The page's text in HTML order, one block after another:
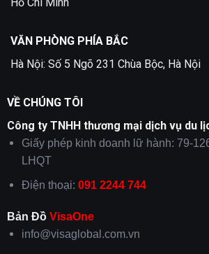
VĂN PHÒNG PHÍA BẮC
Hà Nội: Số 5 Ngõ 231 Chùa Bộc, Hà Nội
VỀ CHÚNG TÔI
Công ty TNHH thương mại dịch vụ du
Giấy phép kinh doanh lữ hành: 79-
LHQT
Điện thoại: 091 2244 744
Bản Đồ VisaOne
info@visaglobal.com.vn